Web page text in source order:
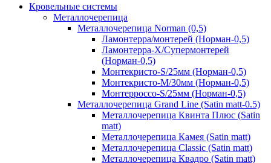
Кровельные системы
Металлочерепица
Металлочерепица Norman (0,5)
Ламонтерра/монтерей (Норман-0,5)
Ламонтерра-Х/Супермонтерей
(Норман-0,5)
Монтекристо-S/25мм (Норман-0,5)
Монтекристо-M/30мм (Норман-0,5)
Монтерроссо-S/25мм (Норман-0,5)
Металлочерепица Grand Line (Satin matt-0.5)
Металлочерепица Квинта Плюс (Satin
matt)
Металлочерепица Камея (Satin matt)
Металлочерепица Classic (Satin matt)
Металлочерепица Квадро (Satin matt)